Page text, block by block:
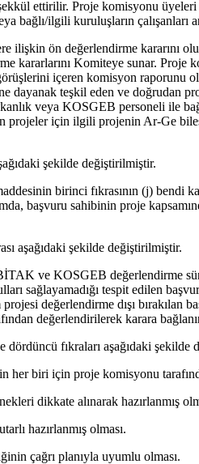
ettirilir. Proje komisyonu
ilgili kuruluşların çalışanları
ön değerlendirme kararını
kararlarını Komiteye sunar.
içeren komisyon
dayanak teşkil eden ve doğrudan
veya KOSGEB personeli ile
projeler için ilgili projenin Ar-Ge
şekilde değiştirilmiştir.
birinci fıkrasının (j)
başvuru sahibinin proje
aşağıdaki şekilde değiştirilmiştir.
ve KOSGEB değerlendirme
sağlayamadığı tespit edilen
değerlendirme dışı
değerlendirilerek karara
fıkraları aşağıdaki şekilde
her biri için proje komisyonu
dikkate alınarak hazırlanmış
hazırlanmış olması.
çağrı planıyla uyumlu olması.